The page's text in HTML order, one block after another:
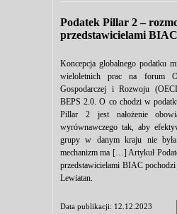
Podatek Pillar 2 –
przedstawicielami BIAC
Koncepcja globalnego podatku
wieloletnich prac na forum
Gospodarczej i Rozwoju
BEPS 2.0. O co chodzi w
Pillar 2 jest nałożenie
wyrównawczego tak, aby
grupy w danym kraju nie
mechanizm ma […] Artykuł
przedstawicielami BIAC
Lewiatan.
Data publikacji: 12.12.2023